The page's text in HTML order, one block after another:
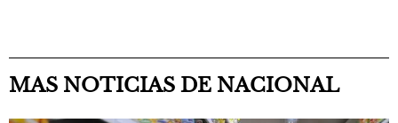
MAS NOTICIAS DE NACIONAL